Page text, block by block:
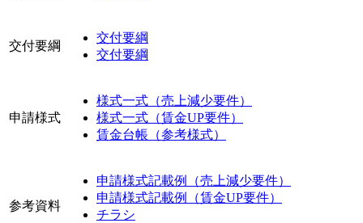
交付要綱
交付要綱
交付要綱
申請様式
様式一式（売上減少要件）
様式一式（賃金UP要件）
賃金台帳（参考様式）
参考資料
申請様式記載例（売上減少要件）
申請様式記載例（賃金UP要件）
チラシ